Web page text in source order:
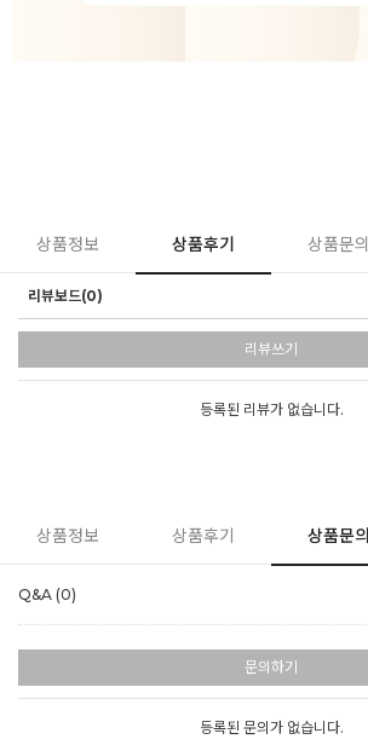
상품정보 상품후기 상품문의
리뷰보드(0)
리뷰쓰기
등록된 리뷰가 없습니다.
상품정보 상품후기 상품문의
Q&A (0)
문의하기
등록된 문의가 없습니다.